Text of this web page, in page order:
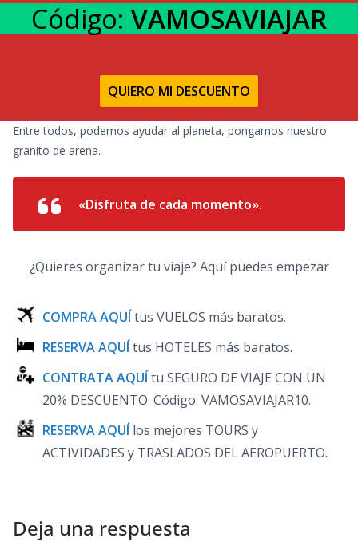
Código: VAMOSAVIAJAR
QUIERO MI DESCUENTO
Entre todos, podemos ayudar al planeta, pongamos nuestro
granito de arena.
«Disfruta de cada momento».
¿Quieres organizar tu viaje? Aquí puedes empezar
COMPRA AQUÍtus VUELOS más baratos.
RESERVA AQUÍtus HOTELES más baratos.
CONTRATA AQUÍtu SEGURO DE VIAJE CON UN
20% DESCUENTO. Código: VAMOSAVIAJAR10.
RESERVA AQUÍlos mejores TOURS y
ACTIVIDADES y TRASLADOS DEL AEROPUERTO.
Deja una respuesta